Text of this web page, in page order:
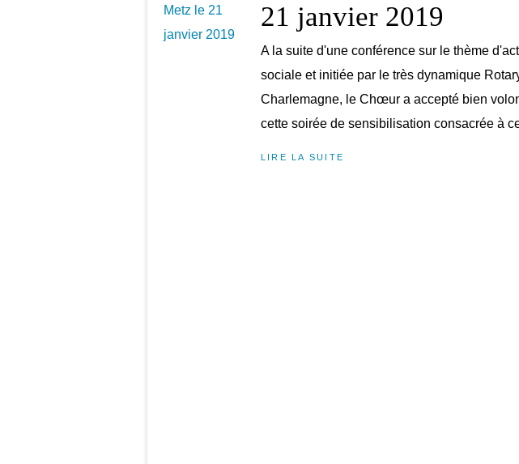
21 janvier 2019
A la suite d'une conférence sur le thème
sociale et initiée par le très dynamique
Charlemagne, le Chœur a accepté bien
cette soirée de sensibilisation consacrée à
LIRE LA SUITE